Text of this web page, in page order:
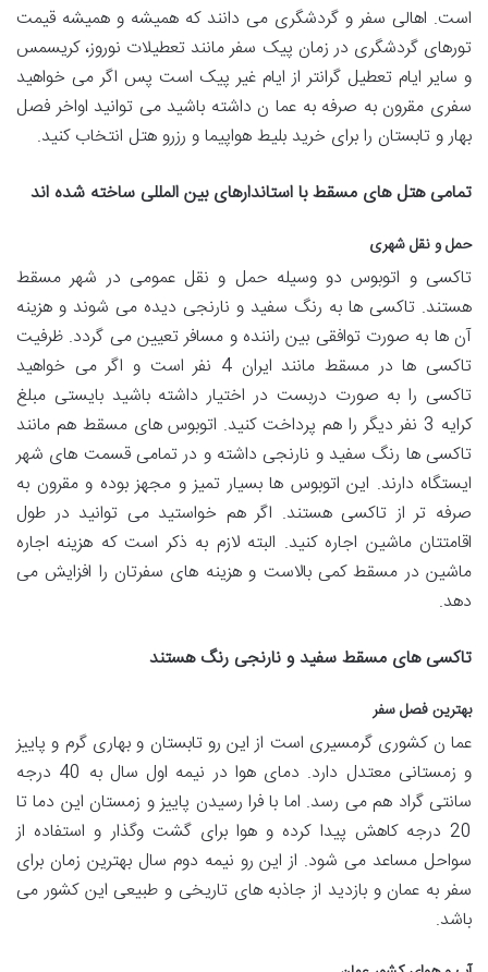
است. اهالی سفر و گردشگری می دانند که همیشه و همیشه قیمت
تورهای گردشگری در زمان پیک سفر مانند تعطیلات نوروز، کریسمس
و سایر ایام تعطیل گرانتر از ایام غیر پیک است پس اگر می خواهید
سفری مقرون به صرفه به عما ن داشته باشید می توانید اواخر فصل
بهار و تابستان را برای خرید بلیط هواپیما و رزرو هتل انتخاب کنید.
تمامی هتل های مسقط با استاندارهای بینالمللی ساخته شده اند
حمل و نقل شهری
تاکسی و اتوبوس دو وسیله حمل و نقل عمومی در شهر مسقط
هستند. تاکسی ها به رنگ سفید و نارنجی دیده می شوند و هزینه
آن ها به صورت توافقی بین راننده و مسافر تعیین می گردد. ظرفیت
تاکسی ها در مسقط مانند ایران 4 نفر است و اگر می خواهید
تاکسی را به صورت دربست در اختیار داشته باشید بایستی مبلغ
کرایه 3 نفر دیگر را هم پرداخت کنید. اتوبوس های مسقط هم مانند
تاکسی ها رنگ سفید و نارنجی داشته و در تمامی قسمت های شهر
ایستگاه دارند. این اتوبوس ها بسیار تمیز و مجهز بوده و مقرون به
صرفه تر از تاکسی هستند. اگر هم خواستید می توانید در طول
اقامتتان ماشین اجاره کنید. البته لازم به ذکر است که هزینه اجاره
ماشین در مسقط کمی بالاست و هزینه های سفرتان را افزایش می
دهد.
تاکسی های مسقط سفید و نارنجی رنگ هستند
بهترین فصل سفر
عما ن کشوری گرمسیری است از این رو تابستان و بهاری گرم و پاییز
و زمستانی معتدل دارد. دمای هوا در نیمه اول سال به 40 درجه
سانتی گراد هم می رسد. اما با فرا رسیدن پاییز و زمستان این دما تا
20 درجه کاهش پیدا کرده و هوا برای گشت وگذار و استفاده از
سواحل مساعد می شود. از این رو نیمه دوم سال بهترین زمان برای
سفر به عمان و بازدید از جاذبه های تاریخی و طبیعی این کشور می
باشد.